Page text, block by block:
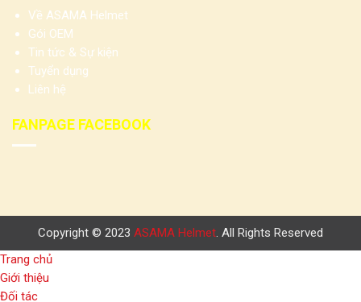
Về ASAMA Helmet
Gói OEM
Tin tức & Sự kiện
Tuyển dụng
Liên hệ
FANPAGE FACEBOOK
Copyright © 2023 ASAMA Helmet . All Rights Reserved
Trang chủ
Giới thiệu
Đối tác